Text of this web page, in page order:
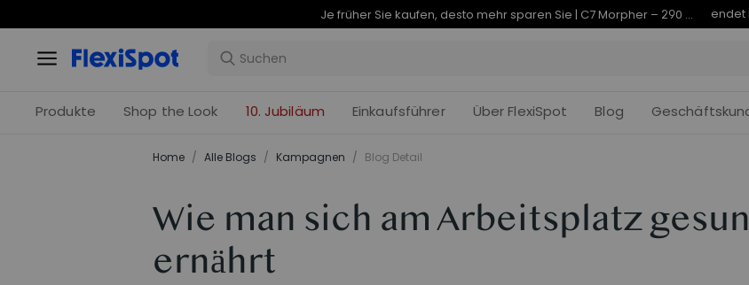
Je früher Sie kaufen, desto mehr sparen Sie | C7 Morpher – 290 € Rabatt endet
Produkte Shop the Look 10. Jubiläum Einkaufsführer Über FlexiSpot Blog
Home / Alle Blogs / Kampagnen / Blog Detail
Wie man sich am Arbeitsplatz
ernährt